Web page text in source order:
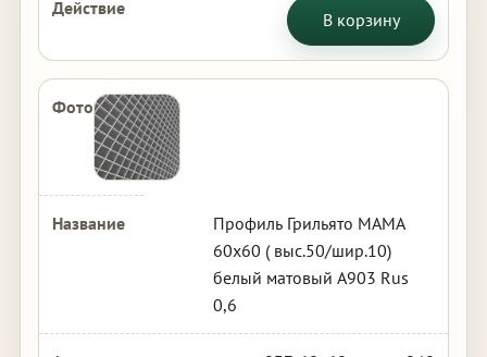
В корзину
Профиль Грильято МАМА
60х60 ( выс.50/шир.10)
белый матовый А903 Rus
0,6